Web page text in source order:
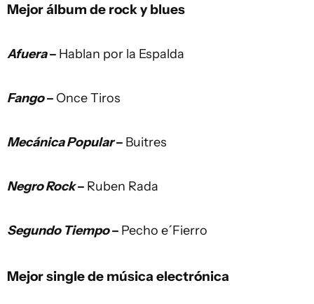
Mejor álbum de rock y blues
Afuera– Hablan por la Espalda
Fango– Once Tiros
Mecánica Popular– Buitres
Negro Rock– Ruben Rada
Segundo Tiempo– Pecho e´Fierro
Mejor single de música electrónica